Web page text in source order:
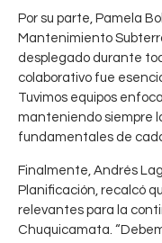
Por su parte, Pamela
Mantenimiento
desplegado durante
colaborativo fue
Tuvimos equipos
manteniendo siempre
fundamentales de
Finalmente, Andrés
Planificación, recalcó
relevantes para la
Chuquicamata.
e
s
d
e
C
o
e
l
c
o
0
CODELCO
M
u
t
i
p